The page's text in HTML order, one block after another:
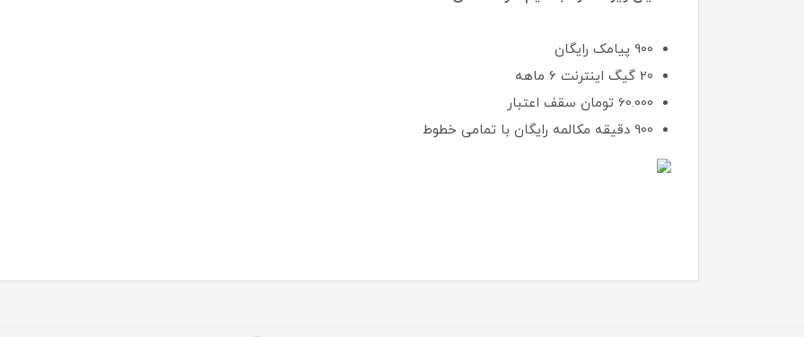
900 پیامک رایگان
20 گیگ اینترنت 6 ماهه
60.000 تومان سقف اعتبار
900 دقیقه مکالمه رایگان با تمامی خطوط